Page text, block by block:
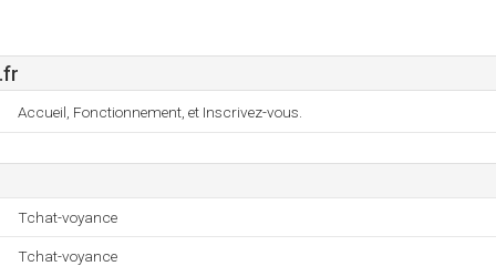
Accueil, Fonctionnement, et Inscrivez-vous.
Tchat-voyance
Tchat-voyance